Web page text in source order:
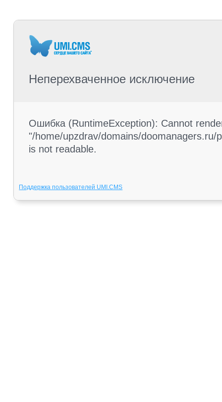
Неперехваченное исключение
Ошибка (RuntimeException): Cannot
"/home/upzdrav/domains/
is not readable.
Поддержка пользователей UMI.CMS